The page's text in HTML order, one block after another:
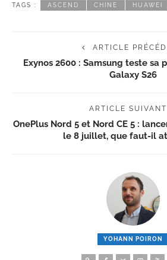
TAGS : ASCEND CHINE HUAWEI
ARTICLE
Exynos 2600 : Samsung teste sa
Galaxy S26
ARTICLE SUIVANT
OnePlus Nord 5 et Nord CE 5 :
le 8 juillet, que faut-il
YOHANN POIRON